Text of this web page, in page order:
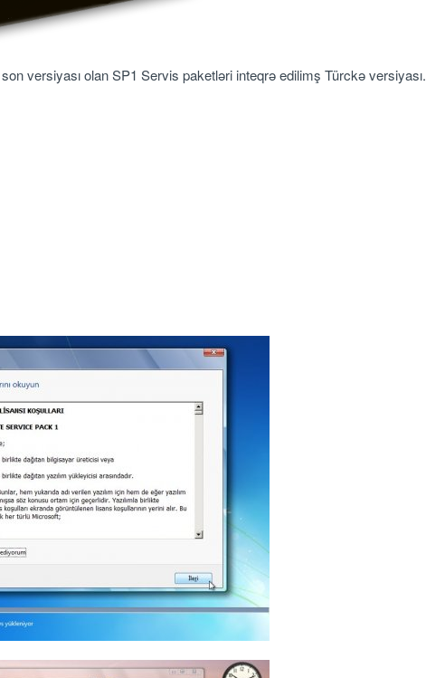
versiyası olan SP1 Servis paketləri inteqrə edilimş Türckə versiyası.